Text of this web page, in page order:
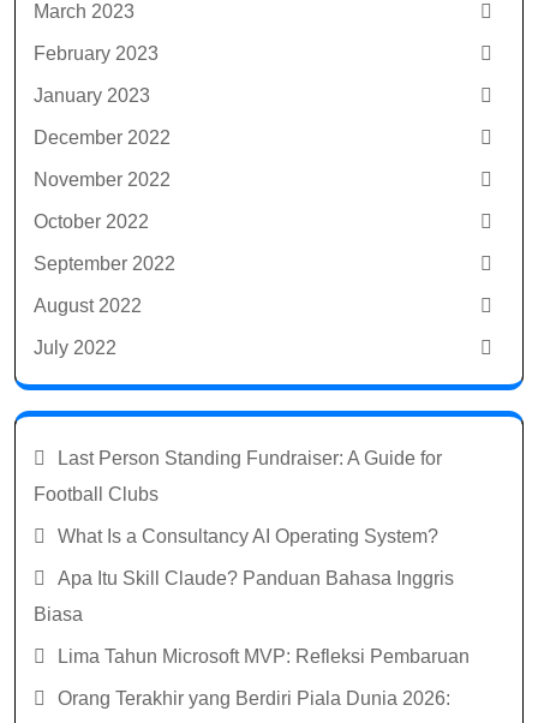
March 2023
February 2023
January 2023
December 2022
November 2022
October 2022
September 2022
August 2022
July 2022
Last Person Standing Fundraiser: A Guide for
Football Clubs
What Is a Consultancy AI Operating System?
Apa Itu Skill Claude? Panduan Bahasa Inggris
Biasa
Lima Tahun Microsoft MVP: Refleksi Pembaruan
Orang Terakhir yang Berdiri Piala Dunia 2026: